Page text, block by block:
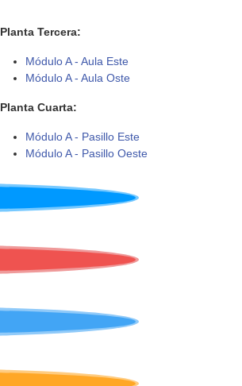
Planta Tercera:
Módulo A - Aula Este
Módulo A - Aula Oste
Planta Cuarta:
Módulo A - Pasillo Este
Módulo A - Pasillo Oeste